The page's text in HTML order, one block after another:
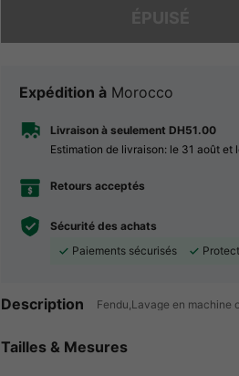
Expédition à Morocco
Livraison à seulement DH51.00
Estimation de livraison: le 31 août et
Retours acceptés
Sécurité des achats
Paiements sécurisés
Description Fendu,Lavage en machine
Tailles & Mesures